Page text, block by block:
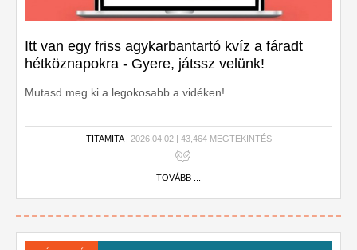
Itt van egy friss agykarbantartó kvíz a fáradt
hétköznapokra - Gyere, játssz velünk!
Mutasd meg ki a legokosabb a vidéken!
TITAMITA| 2026.04.02 | 43,464 MEGTEKINTÉS
TOVÁBB ...